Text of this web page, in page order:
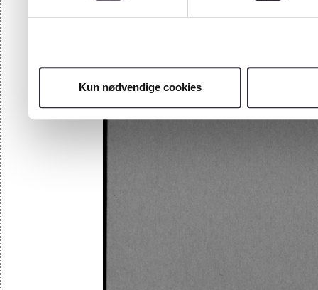
Kun nødvendige cookies